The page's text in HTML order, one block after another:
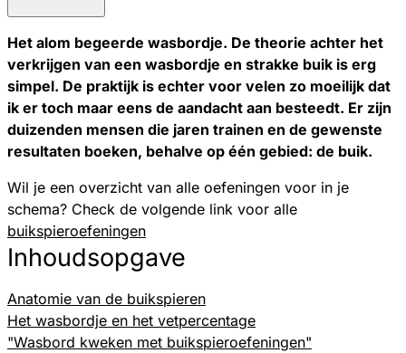
Het alom begeerde wasbordje. De theorie achter het
verkrijgen van een wasbordje en strakke buik is erg
simpel. De praktijk is echter voor velen zo moeilijk dat
ik er toch maar eens de aandacht aan besteedt. Er zijn
duizenden mensen die jaren trainen en de gewenste
resultaten boeken, behalve op één gebied: de buik.
Wil je een overzicht van alle oefeningen voor in je
schema? Check de volgende link voor alle
buikspieroefeningen
Inhoudsopgave
Anatomie van de buikspieren
Het wasbordje en het vetpercentage
"Wasbord kweken met buikspieroefeningen"